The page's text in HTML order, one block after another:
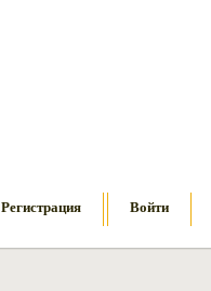
Регистрация Войти